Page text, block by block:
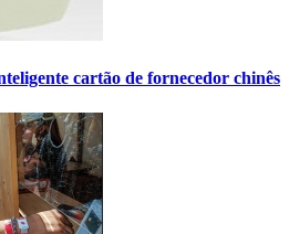
cartão de fornecedor chinês